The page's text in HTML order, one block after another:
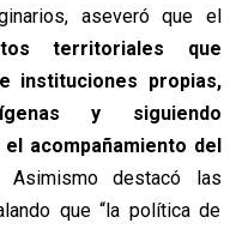
aseveró que el
territoriales que
instituciones propias,
y siguiendo
acompañamiento del
Asimismo destacó las
que “la política de